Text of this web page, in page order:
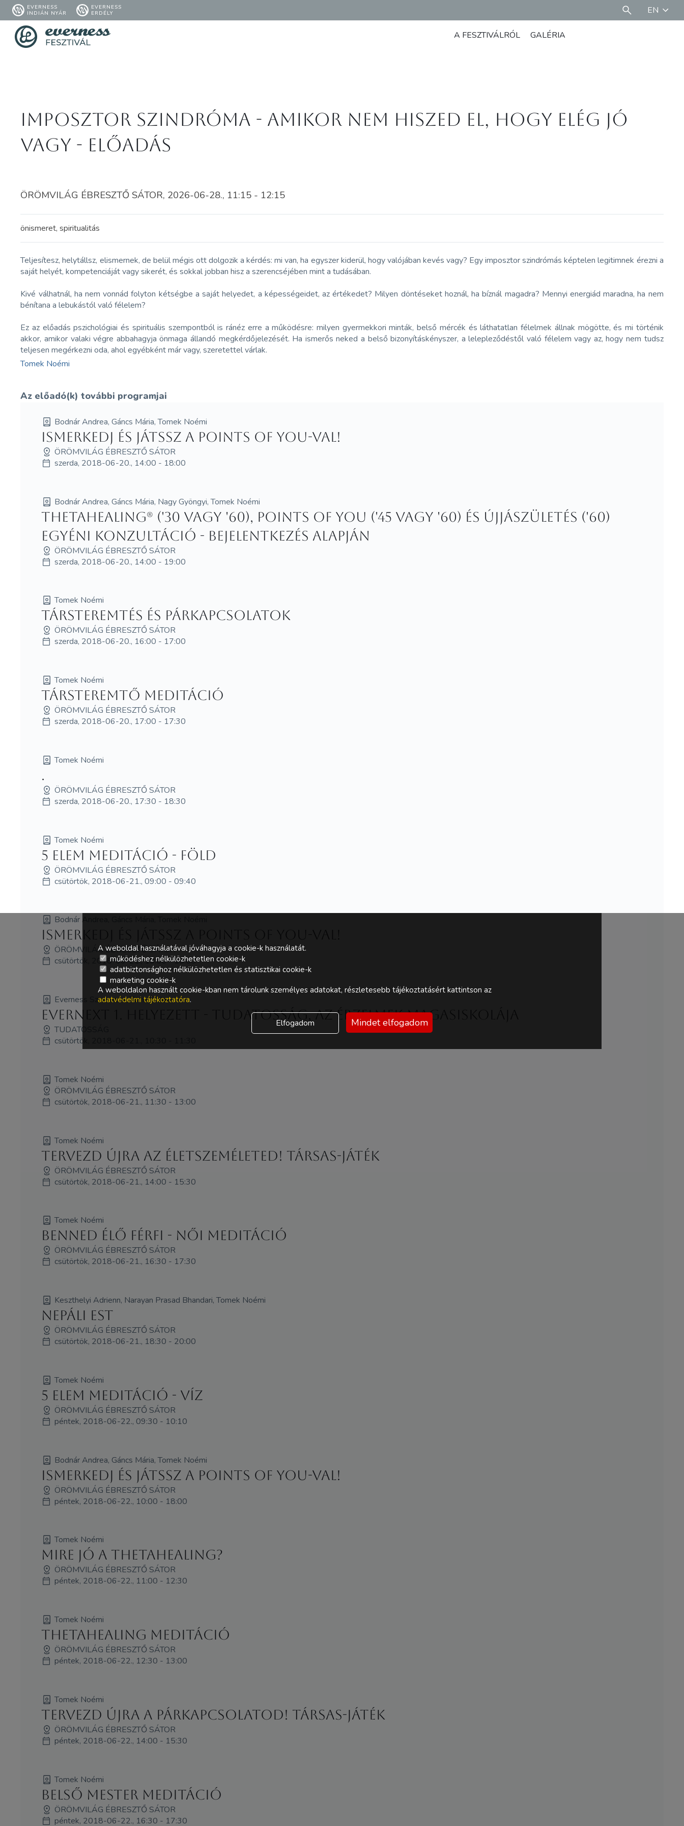
EVERNESS
INDIÁN NYÁR
EVERNESS
ERDÉLY
EN
A FESZTIVÁLRÓL GALÉRIA
Imposztor szindróma - amikor nem hiszed el, hogy elég jó
vagy - előadás
ÖRÖMVILÁG ÉBRESZTŐ SÁTOR, 2026-06-28., 11:15 - 12:15
önismeret, spiritualitás
Teljesítesz, helytállsz, elismernek, de belül mégis ott dolgozik a kérdés: mi van, ha egyszer kiderül, hogy valójában kevés vagy? Egy imposztor szindrómás képtelen legitimnek érezni a
saját helyét, kompetenciáját vagy sikerét, és sokkal jobban hisz a szerencséjében mint a tudásában.
Kivé válhatnál, ha nem vonnád folyton kétségbe a saját helyedet, a képességeidet, az értékedet? Milyen döntéseket hoznál, ha bíznál magadra? Mennyi energiád maradna, ha nem
bénítana a lebukástól való félelem?
Ez az előadás pszichológiai és spirituális szempontból is ránéz erre a működésre: milyen gyermekkori minták, belső mércék és láthatatlan félelmek állnak mögötte, és mi történik
akkor, amikor valaki végre abbahagyja önmaga állandó megkérdőjelezését. Ha ismerős neked a belső bizonyításkényszer, a lelepleződéstől való félelem vagy az, hogy nem tudsz
teljesen megérkezni oda, ahol egyébként már vagy, szeretettel várlak.
Tomek Noémi
Az előadó(k) további programjai
Bodnár Andrea, Gáncs Mária, Tomek Noémi
Ismerkedj és játssz a Points of You-val!
ÖRÖMVILÁG ÉBRESZTŐ SÁTOR
szerda, 2018-06-20., 14:00 - 18:00
Bodnár Andrea, Gáncs Mária, Nagy Gyöngyi, Tomek Noémi
ThetaHealing® ('30 vagy '60), Points of You ('45 vagy '60) és Újjászületés ('60)
egyéni konzultáció - bejelentkezés alapján
ÖRÖMVILÁG ÉBRESZTŐ SÁTOR
szerda, 2018-06-20., 14:00 - 19:00
Tomek Noémi
Társteremtés és párkapcsolatok
ÖRÖMVILÁG ÉBRESZTŐ SÁTOR
szerda, 2018-06-20., 16:00 - 17:00
Tomek Noémi
Társteremtő meditáció
ÖRÖMVILÁG ÉBRESZTŐ SÁTOR
szerda, 2018-06-20., 17:00 - 17:30
Tomek Noémi
.
ÖRÖMVILÁG ÉBRESZTŐ SÁTOR
szerda, 2018-06-20., 17:30 - 18:30
Tomek Noémi
5 elem meditáció - Föld
ÖRÖMVILÁG ÉBRESZTŐ SÁTOR
csütörtök, 2018-06-21., 09:00 - 09:40
Bodnár Andrea, Gáncs Mária, Tomek Noémi
Ismerkedj és játssz a Points of You-val!
ÖRÖMVILÁG ÉBRESZTŐ SÁTOR
csütörtök, 2018-06-21., 10:00 - 18:00
Everness Szervezés, Tomek Noémi
Evernext 1. helyezett - Tudatosság, az érzelmek magasiskolája
TUDATOSSÁG
csütörtök, 2018-06-21., 10:30 - 11:30
Tomek Noémi
ÖRÖMVILÁG ÉBRESZTŐ SÁTOR
csütörtök, 2018-06-21., 11:30 - 13:00
Tomek Noémi
Tervezd újra az ÉLETszeméletED! Társas-játék
ÖRÖMVILÁG ÉBRESZTŐ SÁTOR
csütörtök, 2018-06-21., 14:00 - 15:30
Tomek Noémi
Benned élő Férfi - Női meditáció
ÖRÖMVILÁG ÉBRESZTŐ SÁTOR
csütörtök, 2018-06-21., 16:30 - 17:30
Keszthelyi Adrienn, Narayan Prasad Bhandari, Tomek Noémi
Nepáli est
ÖRÖMVILÁG ÉBRESZTŐ SÁTOR
csütörtök, 2018-06-21., 18:30 - 20:00
Tomek Noémi
5 elem meditáció - Víz
ÖRÖMVILÁG ÉBRESZTŐ SÁTOR
péntek, 2018-06-22., 09:30 - 10:10
Bodnár Andrea, Gáncs Mária, Tomek Noémi
Ismerkedj és játssz a Points of You-val!
ÖRÖMVILÁG ÉBRESZTŐ SÁTOR
péntek, 2018-06-22., 10:00 - 18:00
Tomek Noémi
Mire jó a ThetaHealing?
ÖRÖMVILÁG ÉBRESZTŐ SÁTOR
péntek, 2018-06-22., 11:00 - 12:30
Tomek Noémi
ThetaHealing meditáció
ÖRÖMVILÁG ÉBRESZTŐ SÁTOR
péntek, 2018-06-22., 12:30 - 13:00
Tomek Noémi
Tervezd újra a párkapcsolatod! Társas-játék
ÖRÖMVILÁG ÉBRESZTŐ SÁTOR
péntek, 2018-06-22., 14:00 - 15:30
Tomek Noémi
Belső mester meditáció
ÖRÖMVILÁG ÉBRESZTŐ SÁTOR
péntek, 2018-06-22., 16:30 - 17:30
A weboldal használatával jóváhagyja a cookie-k használatát.
működéshez nélkülözhetetlen cookie-k
adatbiztonsághoz nélkülözhetetlen és statisztikai cookie-k
marketing cookie-k
A weboldalon használt cookie-kban nem tárolunk személyes adatokat, részletesebb tájékoztatásért kattintson az
adatvédelmi tájékoztatóra.
Elfogadom Mindet elfogadom